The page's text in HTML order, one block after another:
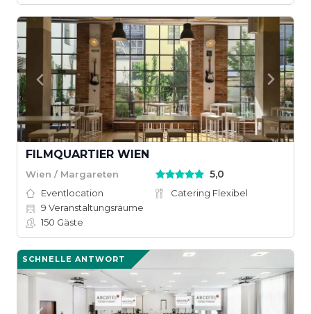
FILMQUARTIER WIEN
Wien / Margareten 5,0
Eventlocation
Catering Flexibel
9 Veranstaltungsräume
150 Gäste
SCHNELLE ANTWORT